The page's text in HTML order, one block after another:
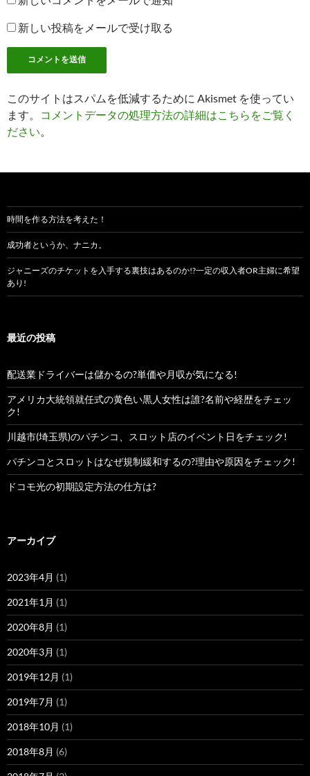
新しい投稿をメールで受け取る
このサイトはスパムを低減するために Akismet を使ってい
ます。
コメントデータの処理方法の詳細はこちらをご覧く
ださい。
時間を作る方法を考えた！
成功者というか、ナニカ。
ジャニーズのチケットを入手する裏技はあるのか!?一定の収入者OR主婦に希望
あり!
最近の投稿
配送業ドライバーは儲かるの?単価や月収が気になる!
アメリカ大統領就任式の黄色い黒人女性は誰?名前や経歴をチェッ
ク!
川越市(埼玉県)のパチンコ、スロット店のイベント日をチェック!
パチンコとスロットはなぜ規制緩和するの?理由や原因をチェック!
ドコモ光の初期設定方法の仕方は?
アーカイブ
2023年4月 (1)
2021年1月 (1)
2020年8月 (1)
2020年3月 (1)
2019年12月 (1)
2019年7月 (1)
2018年10月 (1)
2018年8月 (6)